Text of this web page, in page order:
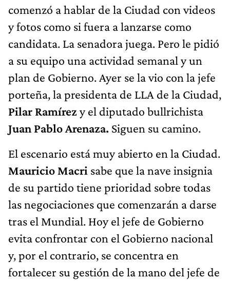
comenzó a hablar de la Ciudad con videos
y fotos como si fuera a lanzarse como
candidata. La senadora juega. Pero le pidió
a su equipo una actividad semanal y un
plan de Gobierno. Ayer se la vio con la jefe
porteña, la presidenta de LLA de la Ciudad,
Pilar Ramírezy el diputado bullrichista
Juan Pablo Arenaza. Siguen su camino.
El escenario está muy abierto en la Ciudad.
Mauricio Macri sabe que la nave insignia
de su partido tiene prioridad sobre todas
las negociaciones que comenzarán a darse
tras el Mundial. Hoy el jefe de Gobierno
evita confrontar con el Gobierno nacional
y, por el contrario, se concentra en
fortalecer su gestión de la mano del jefe de